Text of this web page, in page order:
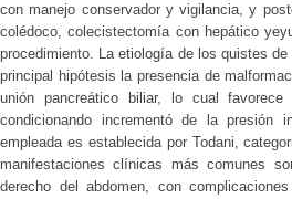
con manejo conservador y vigilancia, y
colédoco, colecistectomía con hepático
procedimiento. La etiología de los quistes
principal hipótesis la presencia de
unión pancreático biliar, lo cual
condicionando incrementó de la presión
empleada es establecida por Todani,
manifestaciones clínicas más comunes
derecho del abdomen, con